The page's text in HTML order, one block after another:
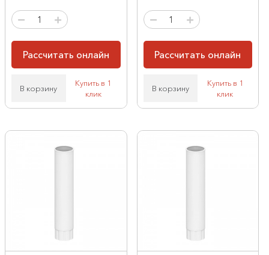
Рассчитать онлайн
В корзину
Купить в 1
клик
Рассчитать онлайн
В корзину
Купить в 1
клик